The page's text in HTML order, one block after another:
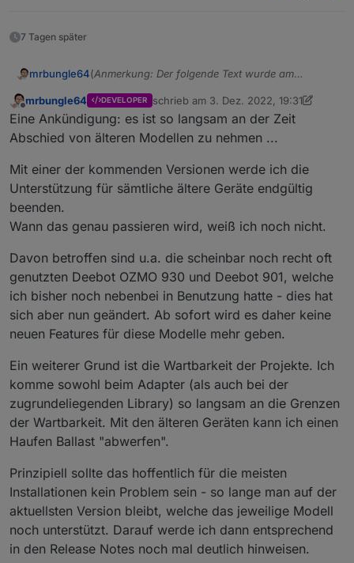
7 Tagen später
mrbungle64(Anmerkung: Der folgende Text wurde am
aktualisiert)
Hallo zusammen,
ich möchte hier über den Status des Ecovacs
und natürlich auch nach Eurer Meinung fragen,
soweit alles damit umsetzen könnt, was Ihr Euch
bleiben und auch den aktuellen Status
Aktuelle Versionen
Stadiu
m
Version Releasedatum
Stable 1.4.14
04.02.2024 /
20.02.2024
16.03.2024
Alpha
1.4.16-
alpha.2
09.05.2024
Bekannte (größere) Probleme
Aktuell gibt es (mehr oder weniger häufig)
auf 32-Bit Systemen Probleme mit der
Erstellung vom Map Image.
Das betrifft hauptsächlich Raspberry Pi
Systeme, welche i.d.R. noch mit einem
32-Bit Linux betrieben werden. Das
Die Generierung der aktuellen Map ("map.
[mapID].loadMapImage" bzw. "map64")
funktioniert noch nicht bei den Deebot X1,
Weitere Informationen:
Offline
mrbungle64 DEVELOPER schrieb am 3. Dez. 2022, 19:31
zuletzt editiert von mrbungle6412. März
Eine Ankündigung: es ist so langsam an der Zeit
Abschied von älteren Modellen zu nehmen ...
Mit einer der kommenden Versionen werde ich die
Unterstützung für sämtliche ältere Geräte endgültig
beenden.
Wann das genau passieren wird, weiß ich noch nicht.
Davon betroffen sind u.a. die scheinbar noch recht oft
genutzten Deebot OZMO 930 und Deebot 901, welche
ich bisher noch nebenbei in Benutzung hatte - dies hat
sich aber nun geändert. Ab sofort wird es daher keine
neuen Features für diese Modelle mehr geben.
Ein weiterer Grund ist die Wartbarkeit der Projekte. Ich
komme sowohl beim Adapter (als auch bei der
zugrundeliegenden Library) so langsam an die Grenzen
der Wartbarkeit. Mit den älteren Geräten kann ich einen
Haufen Ballast "abwerfen".
Prinzipiell sollte das hoffentlich für die meisten
Installationen kein Problem sein - so lange man auf der
aktuellsten Version bleibt, welche das jeweilige Modell
noch unterstützt. Darauf werde ich dann entsprechend
in den Release Notes noch mal deutlich hinweisen.